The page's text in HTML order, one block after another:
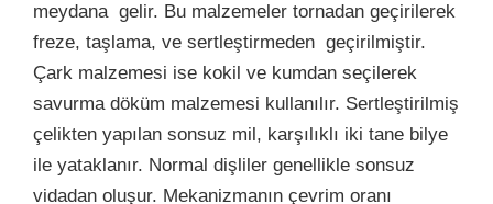
meydana gelir. Bu malzemeler tornadan geçirilerek
freze, taşlama, ve sertleştirmeden geçirilmiştir.
Çark malzemesi ise kokil ve kumdan seçilerek
savurma döküm malzemesi kullanılır. Sertleştirilmiş
çelikten yapılan sonsuz mil, karşılıklı iki tane bilye
ile yataklanır. Normal dişliler genellikle sonsuz
vidadan oluşur. Mekanizmanın çevrim oranı